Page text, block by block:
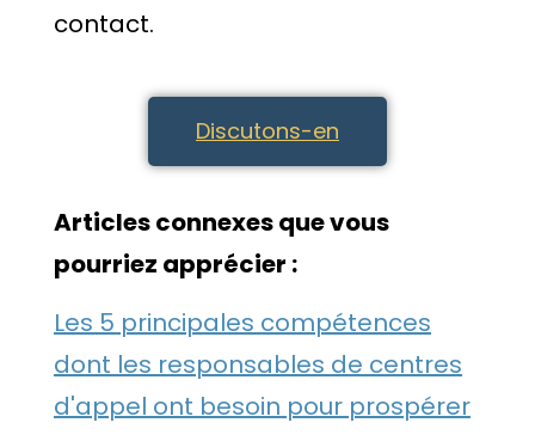
contact.
Discutons-en
Articles connexes que vous
pourriez apprécier :
Les 5 principales compétences
dont les responsables de centres
d'appel ont besoin pour prospérer